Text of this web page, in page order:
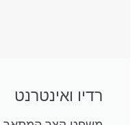
רדיו ואינטרנט